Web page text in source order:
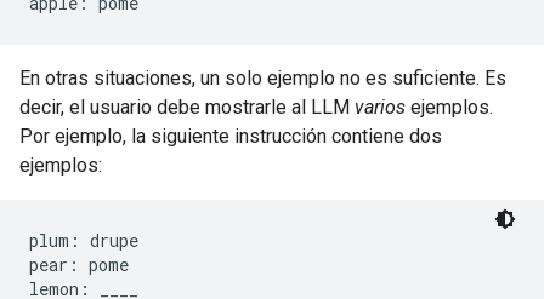
En otras situaciones, un solo ejemplo no es suficiente. Es
decir, el usuario debe mostrarle al LLM varios ejemplos.
Por ejemplo, la siguiente instrucción contiene dos
ejemplos:
plum: drupe
pear: pome